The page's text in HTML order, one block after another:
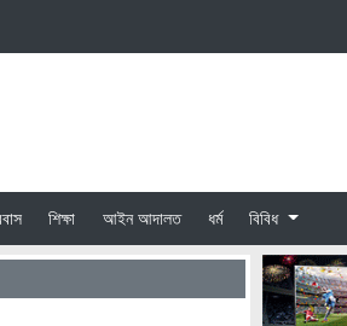
শিক্ষা আইন আদালত ধর্ম বিবিধ